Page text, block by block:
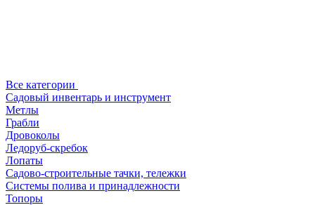
Все категории
Садовый инвентарь и инструмент
Метлы
Грабли
Дровоколы
Ледоруб-скребок
Лопаты
Садово-строительные тачки, тележки
Системы полива и принадлежности
Топоры